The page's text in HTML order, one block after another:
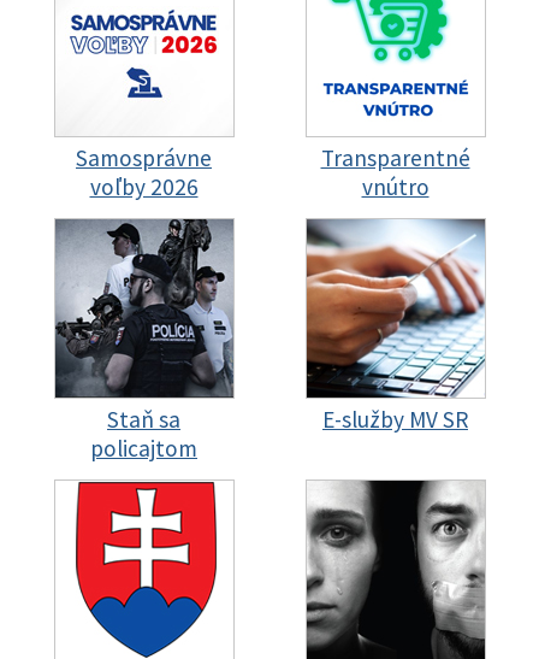
Samosprávne
voľby 2026
Transparentné
vnútro
Staň sa
policajtom
E-služby MV SR